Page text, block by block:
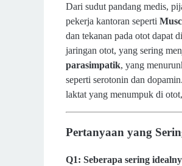
Dari sudut pandang medis,
pekerja kantoran seperti
dan tekanan pada otot dapat
jaringan otot, yang sering
parasimpatik, yang
seperti serotonin dan
laktat yang menumpuk di
Pertanyaan yang
Q1: Seberapa sering